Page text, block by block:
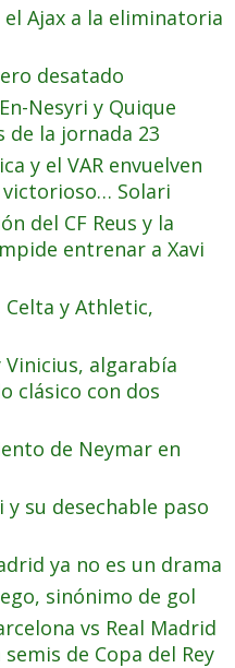
el Ajax a la eliminatoria
desatado
Nesyri y Quique
la jornada 23
y el VAR envuelven
Solari
del CF Reus y la
entrenar a Xavi
y Athletic,
Vinicius, algarabía
clásico con dos
de Neymar en
y su desechable paso
ya no es un drama
sinónimo de gol
vs Real Madrid
de Copa del Rey